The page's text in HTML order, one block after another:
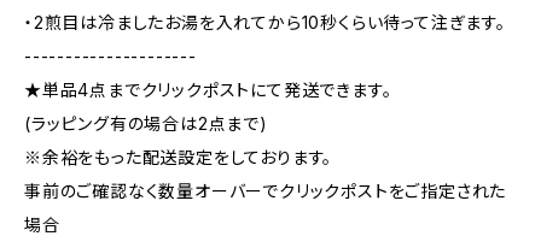
・2煎目は冷ましたお湯を入れてから10秒くらい待って注ぎます。
---------------------
★単品4点までクリックポストにて発送できます。
(ラッピング有の場合は2点まで)
※余裕をもった配送設定をしております。
事前のご確認なく数量オーバーでクリックポストをご指定された
場合